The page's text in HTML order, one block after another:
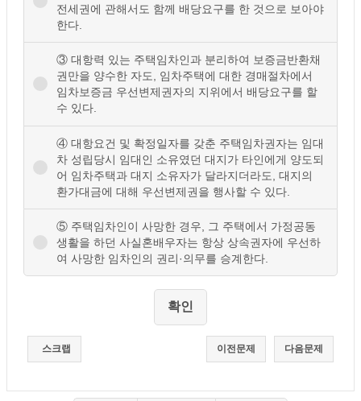
전세권에 관해서도 함께 배당요구를 한 것으로 보아야
한다.
③ 대항력 있는 주택임차인과 분리하여 보증금반환채
권만을 양수한 자도, 임차주택에 대한 경매절차에서
임차보증금 우선변제권자의 지위에서 배당요구를 할
수 있다.
④ 대항요건 및 확정일자를 갖춘 주택임차권자는 임대
차 성립당시 임대인 소유였던 대지가 타인에게 양도되
어 임차주택과 대지 소유자가 달라지더라도, 대지의
환가대금에 대해 우선변제권을 행사할 수 있다.
⑤ 주택임차인이 사망한 경우, 그 주택에서 가정공동
생활을 하던 사실혼배우자는 항상 상속권자에 우선하
여 사망한 임차인의 권리·의무를 승계한다.
스크랩 다음문제
이전문제